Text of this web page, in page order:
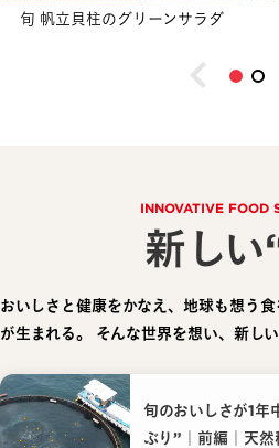
旬 帆立貝柱のグリーンサラダ
INNOVATIVE FOOD
新しい
おいしさと健康をかなえ、地球も想う
が生まれる。
そんな世界を想い、新し
旬のおいしさが1年
ぶり”｜前編｜天